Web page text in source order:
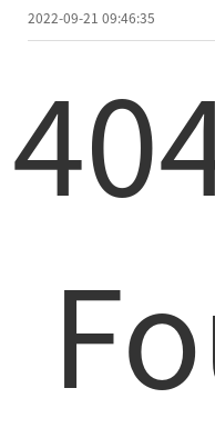
2022-09-21 09:46:35